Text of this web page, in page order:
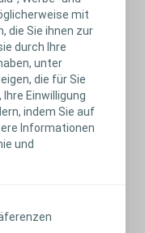
mit
die Sie ihnen zur
durch Ihre
unter
die für Sie
Einwilligung
indem Sie auf
Informationen
und